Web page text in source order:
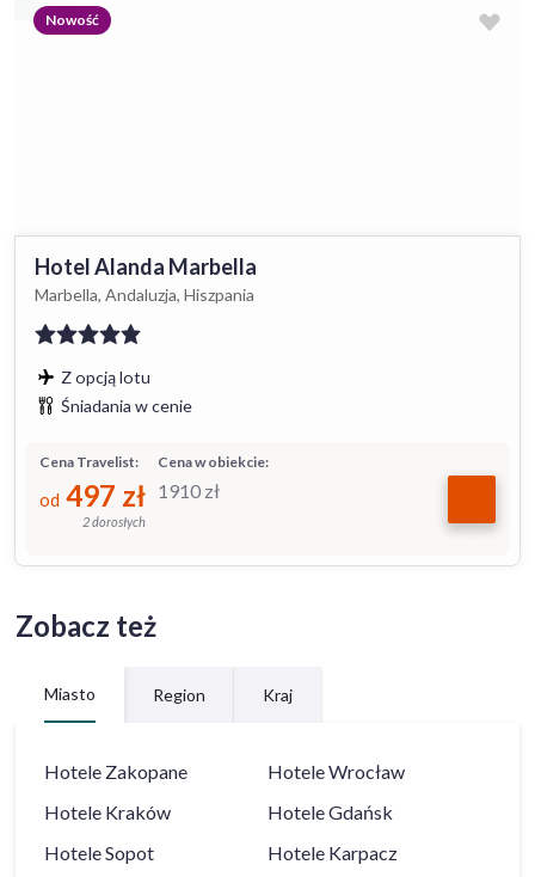
Nowość
Hotel Alanda Marbella
Marbella, Andaluzja, Hiszpania
Z opcją lotu
Śniadania w cenie
Cena w obiekcie:
1910 zł
Cena Travelist:
od 497 zł
2 dorosłych
Zobacz też
Miasto Region Kraj
Hotele Zakopane HoteleWrocław
Hotele Kraków HoteleGdańsk
HoteleSopot Hotele Karpacz